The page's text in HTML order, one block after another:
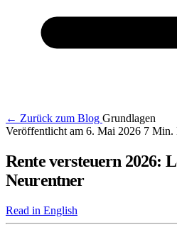
← Zurück zum Blog Grundlagen
Veröffentlicht am 6. Mai 2026 7 Min.
Rente versteuern 2026:
Neurentner
Read in English